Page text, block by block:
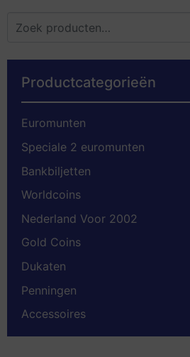
Productcategorieën
Euromunten
Speciale 2 euromunten
Bankbiljetten
Worldcoins
Nederland Voor 2002
Gold Coins
Dukaten
Penningen
Accessoires